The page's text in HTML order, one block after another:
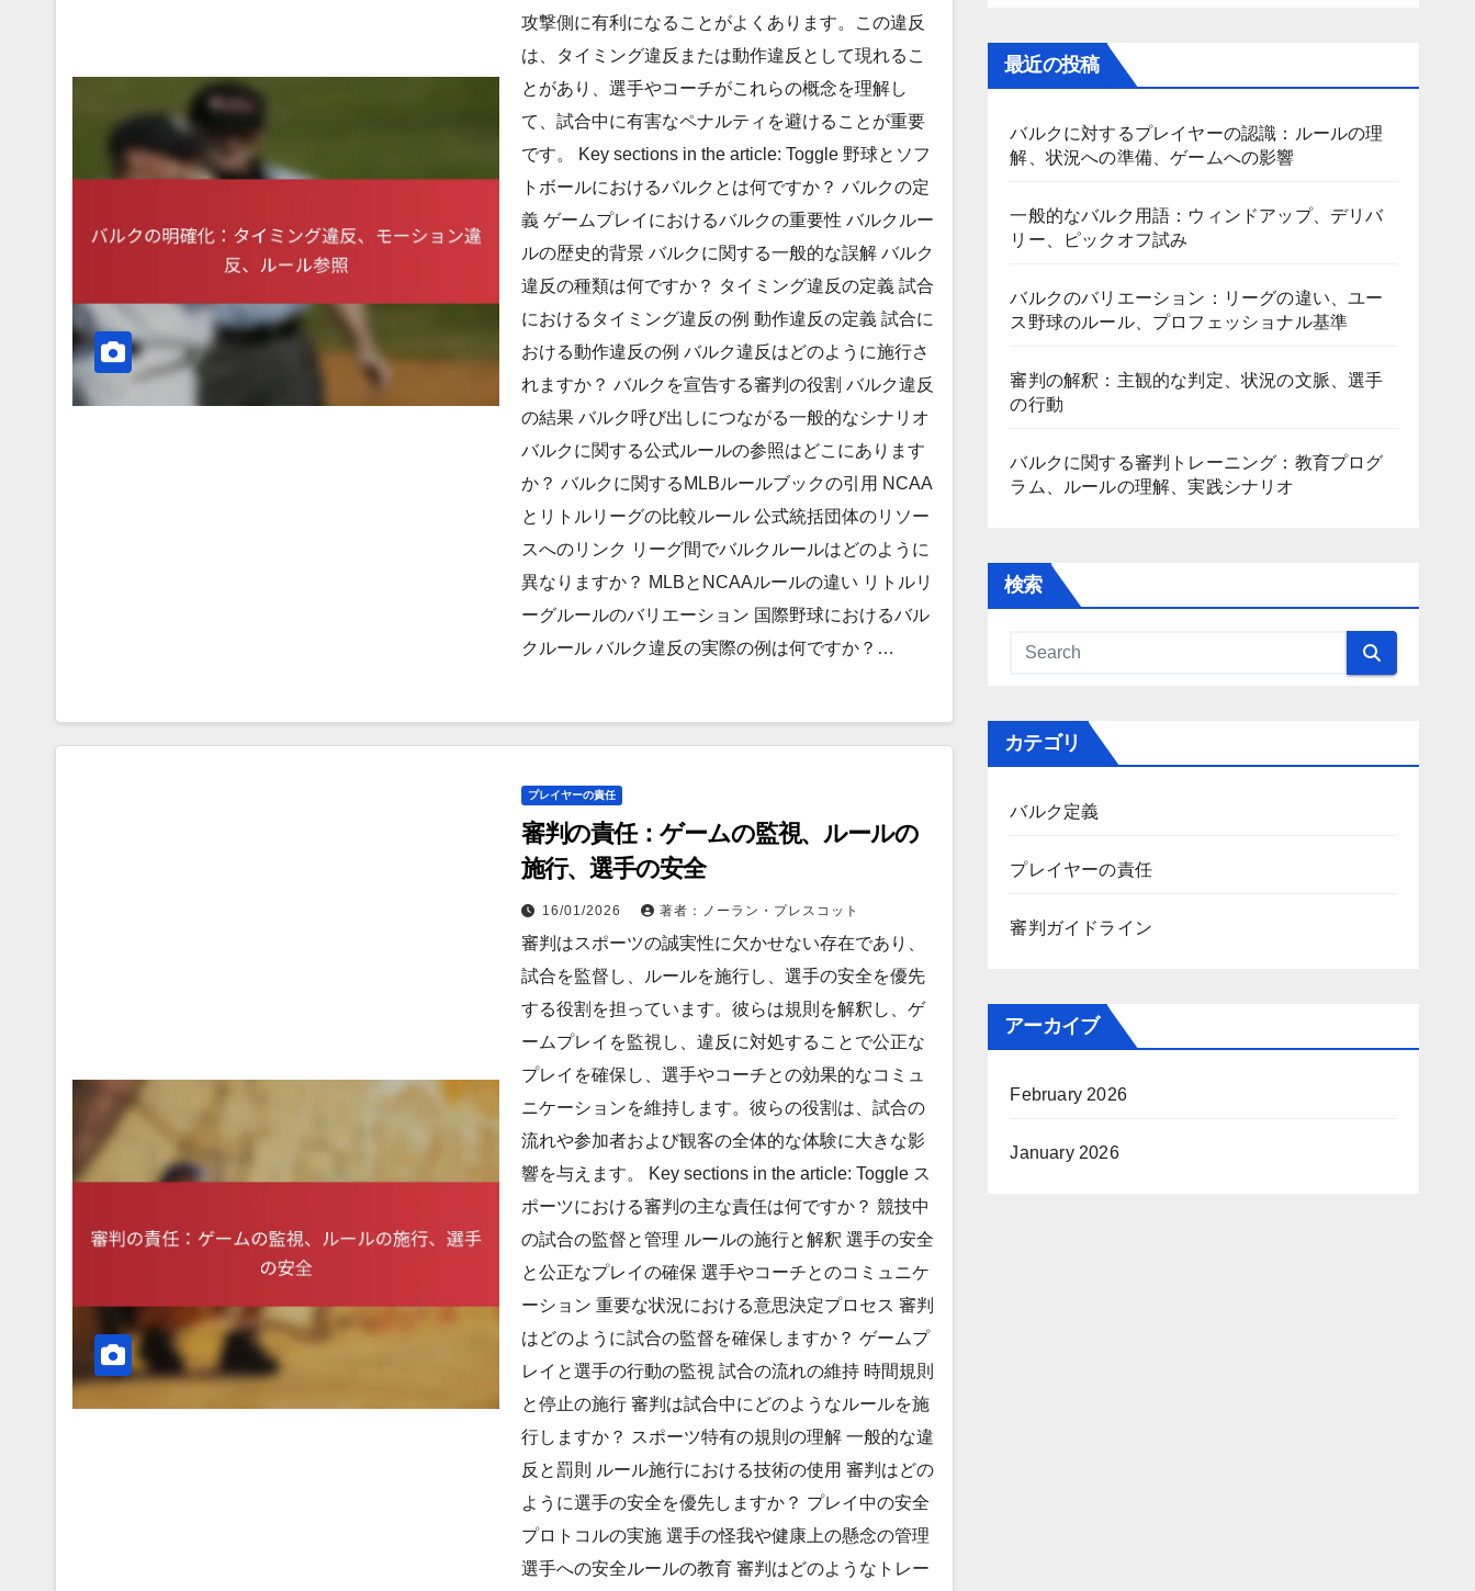
攻撃側に有利になることがよくあります。この違反
は、タイミング違反または動作違反として現れるこ
とがあり、選手やコーチがこれらの概念を理解し
て、試合中に有害なペナルティを避けることが重要
です。 Key sections in the article: Toggle 野球とソフ
トボールにおけるバルクとは何ですか？ バルクの定
義 ゲームプレイにおけるバルクの重要性 バルクルー
ルの歴史的背景 バルクに関する一般的な誤解 バルク
違反の種類は何ですか？ タイミング違反の定義 試合
におけるタイミング違反の例 動作違反の定義 試合に
おける動作違反の例 バルク違反はどのように施行さ
れますか？ バルクを宣告する審判の役割 バルク違反
の結果 バルク呼び出しにつながる一般的なシナリオ
バルクに関する公式ルールの参照はどこにあります
か？ バルクに関するMLBルールブックの引用 NCAA
とリトルリーグの比較ルール 公式統括団体のリソー
スへのリンク リーグ間でバルクルールはどのように
異なりますか？ MLBとNCAAルールの違い リトルリ
ーグルールのバリエーション 国際野球におけるバル
クルール バルク違反の実際の例は何ですか？…
プレイヤーの責任
審判の責任：ゲームの監視、ルールの
施行、選手の安全
16/01/2026 著者：ノーラン・プレスコット
審判はスポーツの誠実性に欠かせない存在であり、
試合を監督し、ルールを施行し、選手の安全を優先
する役割を担っています。彼らは規則を解釈し、ゲ
ームプレイを監視し、違反に対処することで公正な
プレイを確保し、選手やコーチとの効果的なコミュ
ニケーションを維持します。彼らの役割は、試合の
流れや参加者および観客の全体的な体験に大きな影
響を与えます。 Key sections in the article: Toggle ス
ポーツにおける審判の主な責任は何ですか？ 競技中
の試合の監督と管理 ルールの施行と解釈 選手の安全
と公正なプレイの確保 選手やコーチとのコミュニケ
ーション 重要な状況における意思決定プロセス 審判
はどのように試合の監督を確保しますか？ ゲームプ
レイと選手の行動の監視 試合の流れの維持 時間規則
と停止の施行 審判は試合中にどのようなルールを施
行しますか？ スポーツ特有の規則の理解 一般的な違
反と罰則 ルール施行における技術の使用 審判はどの
ように選手の安全を優先しますか？ プレイ中の安全
プロトコルの実施 選手の怪我や健康上の懸念の管理
選手への安全ルールの教育 審判はどのようなトレー
最近の投稿
バルクに対するプレイヤーの認識：ルールの理
解、状況への準備、ゲームへの影響
一般的なバルク用語：ウィンドアップ、デリバ
リー、ピックオフ試み
バルクのバリエーション：リーグの違い、ユー
ス野球のルール、プロフェッショナル基準
審判の解釈：主観的な判定、状況の文脈、選手
の行動
バルクに関する審判トレーニング：教育プログ
ラム、ルールの理解、実践シナリオ
検索
カテゴリ
バルク定義
プレイヤーの責任
審判ガイドライン
アーカイブ
February 2026
January 2026